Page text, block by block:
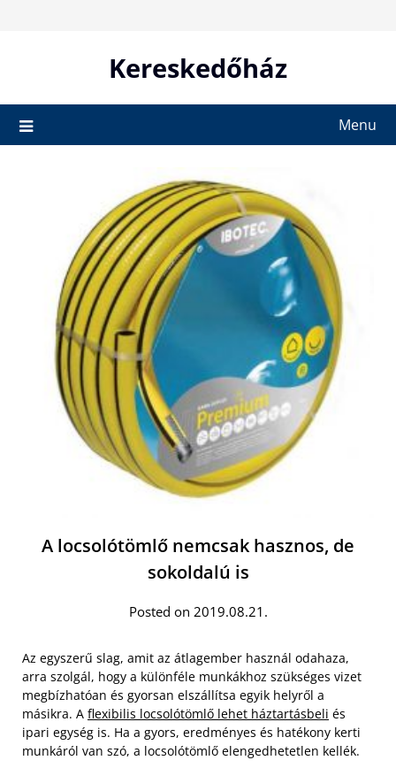
Kereskedőház
Menu
A locsolótömlő nemcsak hasznos, de
sokoldalú is
Posted on 2019.08.21.
Az egyszerű slag, amit az átlagember használ odahaza,
arra szolgál, hogy a különféle munkákhoz szükséges vizet
megbízhatóan és gyorsan elszállítsa egyik helyről a
másikra. A flexibilis locsolótömlő lehet háztartásbeli és
ipari egység is. Ha a gyors, eredményes és hatékony kerti
munkáról van szó, a locsolótömlő elengedhetetlen kellék.